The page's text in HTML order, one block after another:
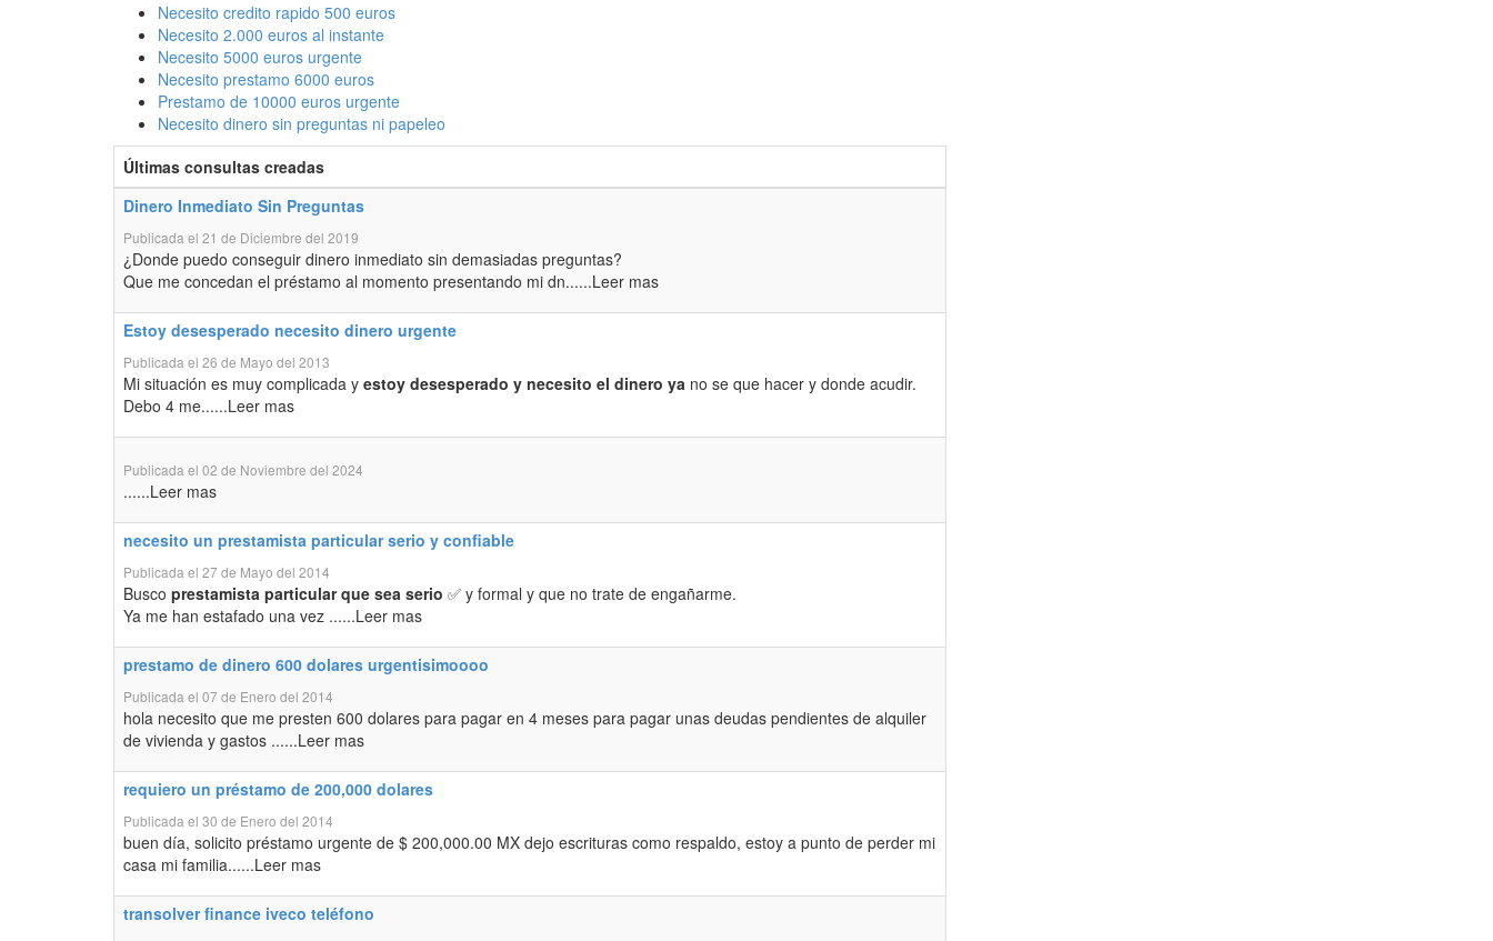
Necesito credito rapido 500 euros
Necesito 2.000 euros al instante
Necesito 5000 euros urgente
Necesito prestamo 6000 euros
Prestamo de 10000 euros urgente
Necesito dinero sin preguntas ni papeleo
Últimas consultas creadas
Dinero Inmediato Sin Preguntas
Publicada el 21 de Diciembre del 2019
¿Donde puedo conseguir dinero inmediato sin demasiadas preguntas?
Que me concedan el préstamo al momento presentando mi dn......Leer mas
Estoy desesperado necesito dinero urgente
Publicada el 26 de Mayo del 2013
Mi situación es muy complicada y estoy desesperado y necesito el dinero ya no se que hacer y donde acudir.
Debo 4 me......Leer mas
Publicada el 02 de Noviembre del 2024
......Leer mas
necesito un prestamista particular serio y confiable
Publicada el 27 de Mayo del 2014
Busco prestamista particular que sea serio ✅ y formal y que no trate de engañarme.
Ya me han estafado una vez ......Leer mas
prestamo de dinero 600 dolares urgentisimoooo
Publicada el 07 de Enero del 2014
hola necesito que me presten 600 dolares para pagar en 4 meses para pagar unas deudas pendientes de alquiler
de vivienda y gastos ......Leer mas
requiero un préstamo de 200,000 dolares
Publicada el 30 de Enero del 2014
buen día, solicito préstamo urgente de $ 200,000.00 MX dejo escrituras como respaldo, estoy a punto de perder mi
casa mi familia......Leer mas
transolver finance iveco teléfono